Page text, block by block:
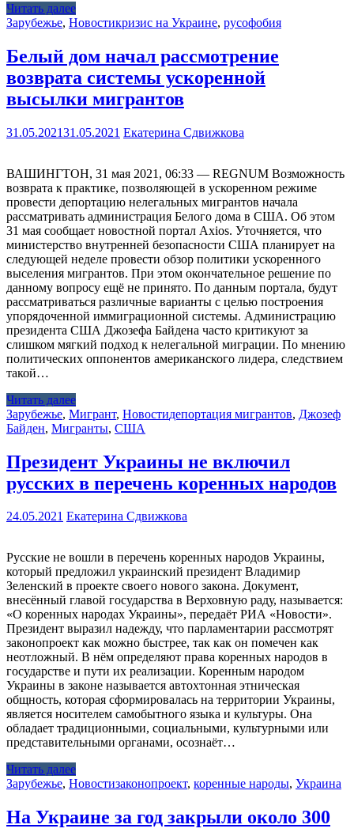
Читать далее
Зарубежье, Новостикризис на Украине, русофобия
Белый дом начал рассмотрение
возврата системы ускоренной
высылки мигрантов
31.05.202131.05.2021 Екатерина Сдвижкова
ВАШИНГТОН, 31 мая 2021, 06:33 — REGNUM Возможность
возврата к практике, позволяющей в ускоренном режиме
провести депортацию нелегальных мигрантов начала
рассматривать администрация Белого дома в США. Об этом
31 мая сообщает новостной портал Axios. Уточняется, что
министерство внутренней безопасности США планирует на
следующей неделе провести обзор политики ускоренного
выселения мигрантов. При этом окончательное решение по
данному вопросу ещё не принято. По данным портала, будут
рассматриваться различные варианты с целью построения
упорядоченной иммиграционной системы. Администрацию
президента США Джозефа Байдена часто критикуют за
слишком мягкий подход к нелегальной миграции. По мнению
политических оппонентов американского лидера, следствием
такой…
Читать далее
Зарубежье, Мигрант, Новостидепортация мигрантов, Джозеф
Байден, Мигранты, США
Президент Украины не включил
русских в перечень коренных народов
24.05.2021 Екатерина Сдвижкова
Русские не вошли в перечень коренных народов Украины,
который предложил украинский президент Владимир
Зеленский в проекте своего нового закона. Документ,
внесённый главой государства в Верховную раду, называется:
«О коренных народах Украины», передаёт РИА «Новости».
Президент выразил надежду, что парламентарии рассмотрят
законопроект как можно быстрее, так как он помечен как
неотложный. В нём определяют права коренных народов в
государстве и пути их реализации. Коренным народом
Украины в законе называется автохтонная этническая
общность, которая сформировалась на территории Украины,
является носителем самобытного языка и культуры. Она
обладает традиционными, социальными, культурными или
представительными органами, осознаёт…
Читать далее
Зарубежье, Новостизаконопроект, коренные народы, Украина
На Украине за год закрыли около 300